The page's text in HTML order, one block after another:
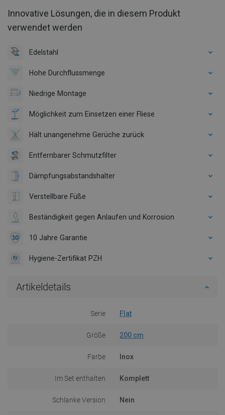
Innovative Lösungen, die in diesem Produkt
verwendet werden
Edelstahl
Hohe Durchflussmenge
Niedrige Montage
Möglichkeit zum Einsetzen einer Fliese
Hält unangenehme Gerüche zurück
Entfernbarer Schmutzfilter
Dämpfungsabstandshalter
Verstellbare Füße
Beständigkeit gegen Anlaufen und Korrosion
10 Jahre Garantie
Hygiene-Zertifikat PZH
Artikeldetails
Serie Flat
Größe 200 cm
Farbe Inox
Im Set enthalten Komplett
Schlanke Version Nein